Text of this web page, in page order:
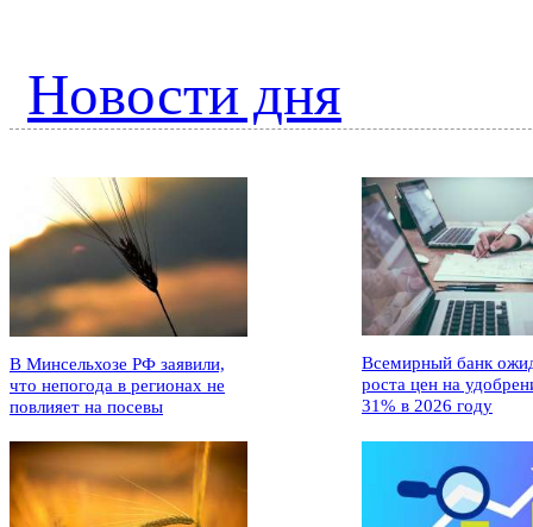
Новости дня
В Минсельхозе РФ заявили,
что непогода в регионах не
повлияет на посевы
Всемирный банк
роста цен на
31% в 2026 году